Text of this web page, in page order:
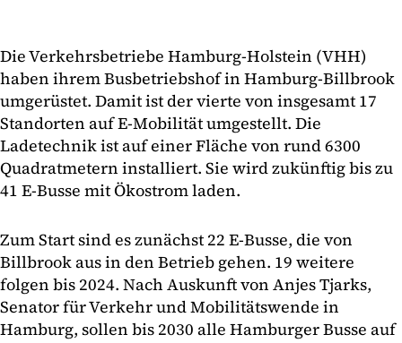
Die Verkehrsbetriebe Hamburg-Holstein (VHH)
haben ihrem Busbetriebshof in Hamburg-Billbrook
umgerüstet. Damit ist der vierte von insgesamt 17
Standorten auf E-Mobilität umgestellt. Die
Ladetechnik ist auf einer Fläche von rund 6300
Quadratmetern installiert. Sie wird zukünftig bis zu
41 E-Busse mit Ökostrom laden.
Zum Start sind es zunächst 22 E-Busse, die von
Billbrook aus in den Betrieb gehen. 19 weitere
folgen bis 2024. Nach Auskunft von Anjes Tjarks,
Senator für Verkehr und Mobilitätswende in
Hamburg, sollen bis 2030 alle Hamburger Busse auf